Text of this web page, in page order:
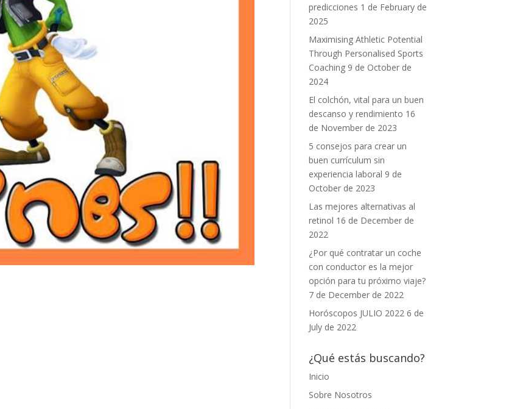
predicciones 1 de February de
2025
Maximising Athletic Potential
Through Personalised Sports
Coaching 9 de October de
2024
El colchón, vital para un buen
descanso y rendimiento 16
de November de 2023
5 consejos para crear un
buen currículum sin
experiencia laboral 9 de
October de 2023
Las mejores alternativas al
retinol 16 de December de
2022
¿Por qué contratar un coche
con conductor es la mejor
opción para tu próximo viaje?
7 de December de 2022
Horóscopos JULIO 2022 6 de
July de 2022
¿Qué estás buscando?
Inicio
Sobre Nosotros